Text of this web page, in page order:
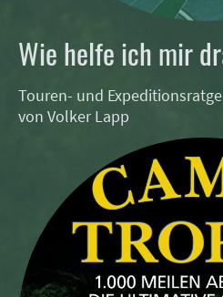
Wie helfe ich mir
Touren- und
von Volker Lapp